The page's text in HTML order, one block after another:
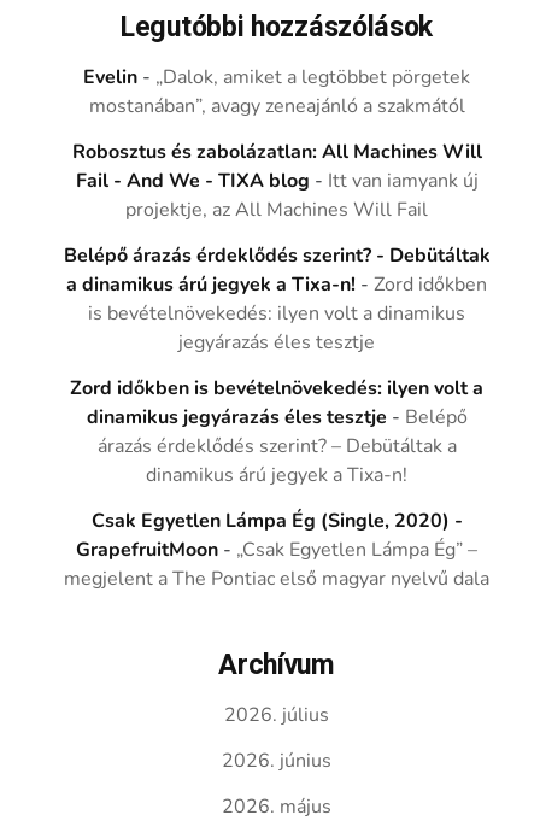
Legutóbbi hozzászólások
Evelin - „Dalok, amiket a legtöbbet pörgetek
mostanában”, avagy zeneajánló a szakmától
Robosztus és zabolázatlan: All Machines Will
Fail - And We - TIXA blog - Itt van iamyank új
projektje, az All Machines Will Fail
Belépő árazás érdeklődés szerint? - Debütáltak
a dinamikus árú jegyek a Tixa-n! -Zord időkben
is bevételnövekedés: ilyen volt a dinamikus
jegyárazás éles tesztje
Zord időkben is bevételnövekedés: ilyen volt a
dinamikus jegyárazás éles tesztje - Belépő
árazás érdeklődés szerint? – Debütáltak a
dinamikus árú jegyek a Tixa-n!
Csak Egyetlen Lámpa Ég (Single, 2020) -
GrapefruitMoon - „Csak Egyetlen Lámpa Ég” –
megjelent a The Pontiac első magyar nyelvű dala
Archívum
2026. július
2026. június
2026. május